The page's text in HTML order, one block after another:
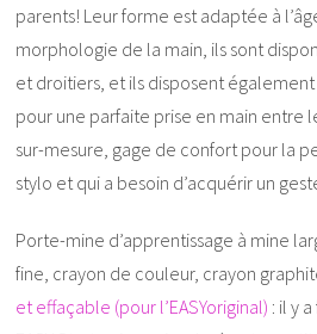
parents! Leur forme est adaptée à
morphologie de la main, ils sont
et droitiers, et ils disposent
pour une parfaite prise en main entre
sur-mesure, gage de confort pour la
stylo et qui a besoin d’acquérir un
Porte-mine d’apprentissage à mine
fine, crayon de couleur, crayon
et effaçable (pour l’EASYoriginal) : il y